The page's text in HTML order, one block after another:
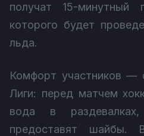
получат 15-минутный
которого будет
льда.
Комфорт участников —
Лиги: перед матчем
вода в
предоставят шайбы.